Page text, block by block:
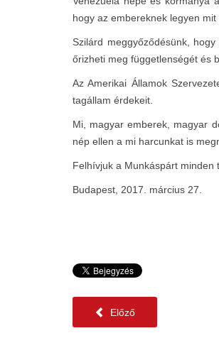
hogy az embereknek legyen
Szilárd meggyőződésünk,
őrizheti meg függetlenségét és
Az Amerikai Államok
tagállam érdekeit.
Mi, magyar emberek, magyar
nép ellen a mi harcunkat is
Felhívjuk a Munkáspárt minden
Budapest, 2017. március 27.
Előző